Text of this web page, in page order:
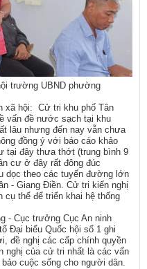
trường UBND phường
hội: Cử tri khu phố Tân
vấn đề nước sạch tại khu
lâu nhưng đến nay vẫn chưa
đồng ý với báo cáo khảo
tại đây thưa thớt (trung bình 9
cư ở đây rất đông đúc
dọc theo các tuyến đường lớn
- Giang Điền. Cử tri kiến nghị
thể để triển khai hệ thống
Cục trưởng Cục An ninh
Đại biểu Quốc hội số 1 ghi
đề nghị các cấp chính quyền
nghị của cử tri nhất là các vấn
cuộc sống cho người dân.